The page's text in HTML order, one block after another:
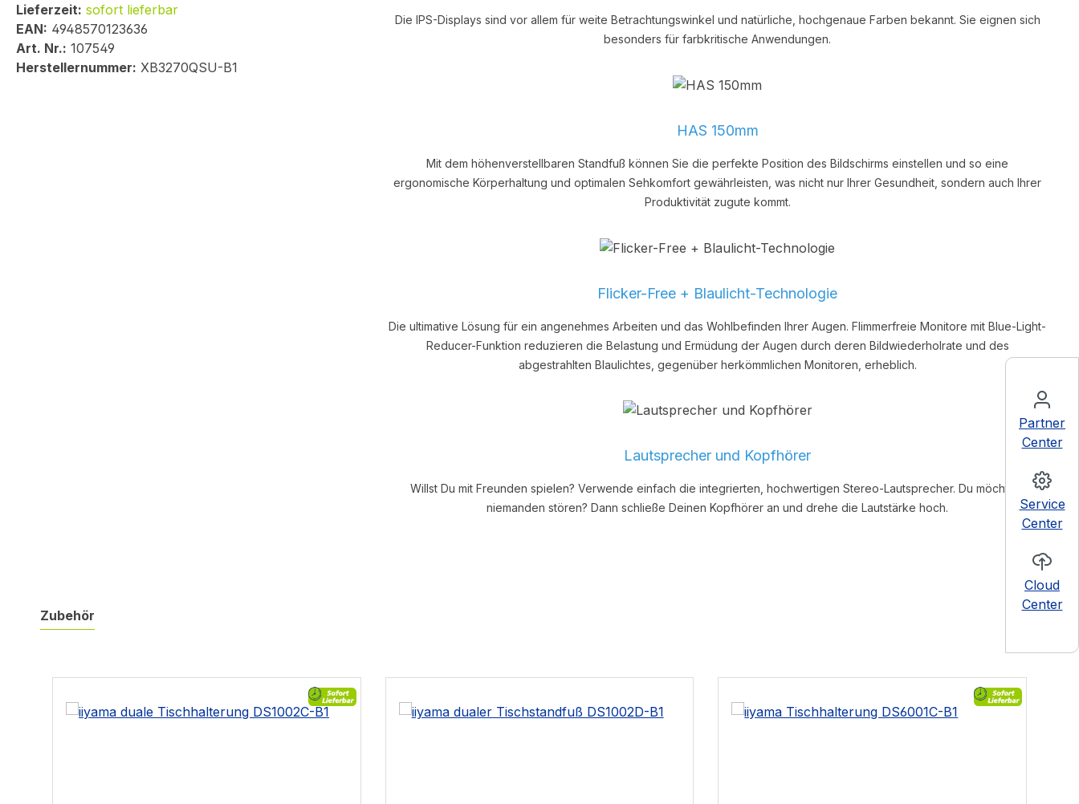
Partner
Center
Service
Center
Cloud
Center
Lieferzeit: sofort lieferbar
EAN: 4948570123636
Art. Nr.: 107549
Herstellernummer: XB3270QSU-B1
Die IPS-Displays sind vor allem für weite Betrachtungswinkel und natürliche, hochgenaue Farben bekannt. Sie eignen sich
besonders für farbkritische Anwendungen.
HAS 150mm
Mit dem höhenverstellbaren Standfuß können Sie die perfekte Position des Bildschirms einstellen und so eine
ergonomische Körperhaltung und optimalen Sehkomfort gewährleisten, was nicht nur Ihrer Gesundheit, sondern auch Ihrer
Produktivität zugute kommt.
Flicker-Free + Blaulicht-Technologie
Die ultimative Lösung für ein angenehmes Arbeiten und das Wohlbefinden Ihrer Augen. Flimmerfreie Monitore mit Blue-Light-
Reducer-Funktion reduzieren die Belastung und Ermüdung der Augen durch deren Bildwiederholrate und des
abgestrahlten Blaulichtes, gegenüber herkömmlichen Monitoren, erheblich.
Lautsprecher und Kopfhörer
Willst Du mit Freunden spielen? Verwende einfach die integrierten, hochwertigen Stereo-Lautsprecher. Du möchtest
niemanden stören? Dann schließe Deinen Kopfhörer an und drehe die Lautstärke hoch.
Zubehör